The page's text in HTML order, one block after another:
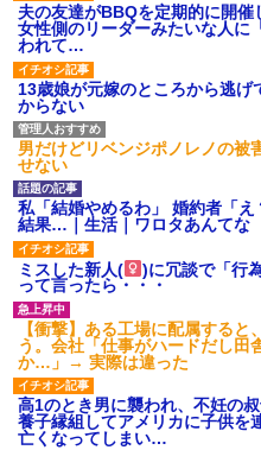
【ネット騒然】惨殺されたタ
ワマン頂き女子のこの動画、す
げえええええｗｗｗｗｗｗｗｗ
ｗｗｗ
【愕然】白のクラウン俺氏、
高速道路左車線を制限速度で走
った結果wwwwwwwwwwww
百年の恋12-899 食べた量を
張り合ってくる
【悲報】佐藤輝明・・・２軍
でも盛大にやらかす←あまり悲
しませないでくれ
夫の友達がBBQを定期的に開催
女性側のリーダーみたいな人に
われて…
13歳娘が元嫁のところから逃
からない
男だけどリベンジポノレノの被
せない
私「結婚やめるわ」 婚約者「
結果…｜生活｜ワロタあんてな
ミスした新人(
)に冗談で「行
って言ったら・・・
【衝撃】ある工場に配属する
う。会社「仕事がハードだし田
か…」→ 実際は違った
高1のとき男に襲われ、不妊の
養子縁組してアメリカに子供
亡くなってしまい…